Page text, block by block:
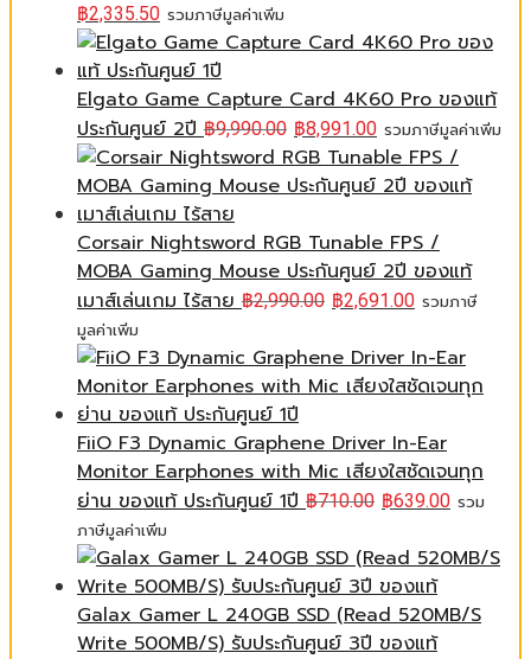
฿2,335.50 รวมภาษีมูลค่าเพิ่ม
Elgato Game Capture Card 4K60 Pro ของแท้
ประกันศูนย์ 2ปี ฿9,990.00 ฿8,991.00 รวมภาษีมูลค่าเพิ่ม
Corsair Nightsword RGB Tunable FPS /
MOBA Gaming Mouse ประกันศูนย์ 2ปี ของแท้
เมาส์เล่นเกม ไร้สาย ฿2,990.00 ฿2,691.00 รวมภาษี
มูลค่าเพิ่ม
FiiO F3 Dynamic Graphene Driver In-Ear
Monitor Earphones with Mic เสียงใสชัดเจนทุก
ย่าน ของแท้ ประกันศูนย์ 1ปี ฿710.00 ฿639.00 รวม
ภาษีมูลค่าเพิ่ม
Galax Gamer L 240GB SSD (Read 520MB/S
Write 500MB/S) รับประกันศูนย์ 3ปี ของแท้